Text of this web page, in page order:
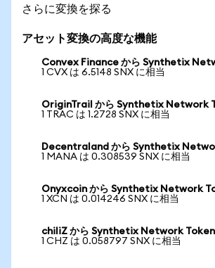
さらに変換を探る
アセット変換の高度な機能
Convex Finance から Synthetix
1 CVX は 6.5148 SNX に相当
OriginTrail から Synthetix Network
1 TRAC は 1.2728 SNX に相当
Decentraland から Synthetix
1 MANA は 0.308539 SNX に相当
Onyxcoin から Synthetix Network
1 XCN は 0.014246 SNX に相当
chiliZ から Synthetix Network Token
1 CHZ は 0.058797 SNX に相当